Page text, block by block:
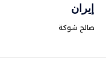
إيران
صالح شوكة